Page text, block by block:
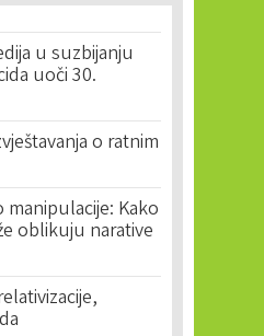
u suzbijanju
uoči 30.
o ratnim
manipulacije: Kako
oblikuju narative